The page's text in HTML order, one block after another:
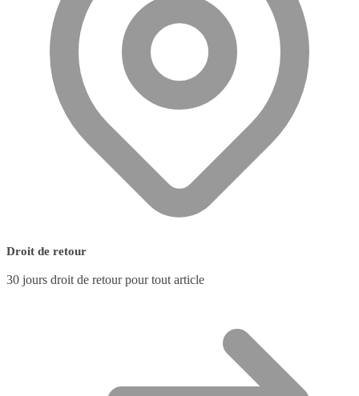
Droit de retour
30 jours droit de retour pour tout article